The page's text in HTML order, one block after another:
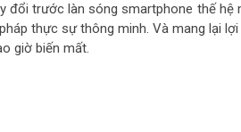
đổi trước làn sóng smartphone thế hệ
thực sự thông minh. Và mang lại
giờ biến mất.